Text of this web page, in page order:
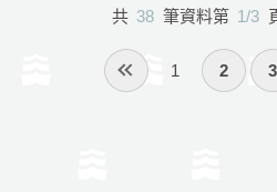
共 38 筆資料第 1/3
1 2 3